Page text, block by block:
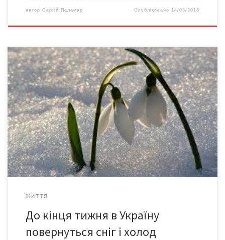
автор Сергій Паламар Опубліковано 14/03/2018
На цьому тижні холод та сніг знову повернуться на більшу
частину України. Завтра у Києві очікується дощ, подекуди з
мокрим снігом. Температура вночі 0-2° тепла, вдень 3-5°
тепла. Про це повідомляє Укргідрометцентр. “14 березня
погода в Україні буде наступною: у північних, центральних,
південних областях, в Карпатах та на Прикарпатті дощ, […]
ЖИТТЯ
До кінця тижня в Україну
повернуться сніг і холод